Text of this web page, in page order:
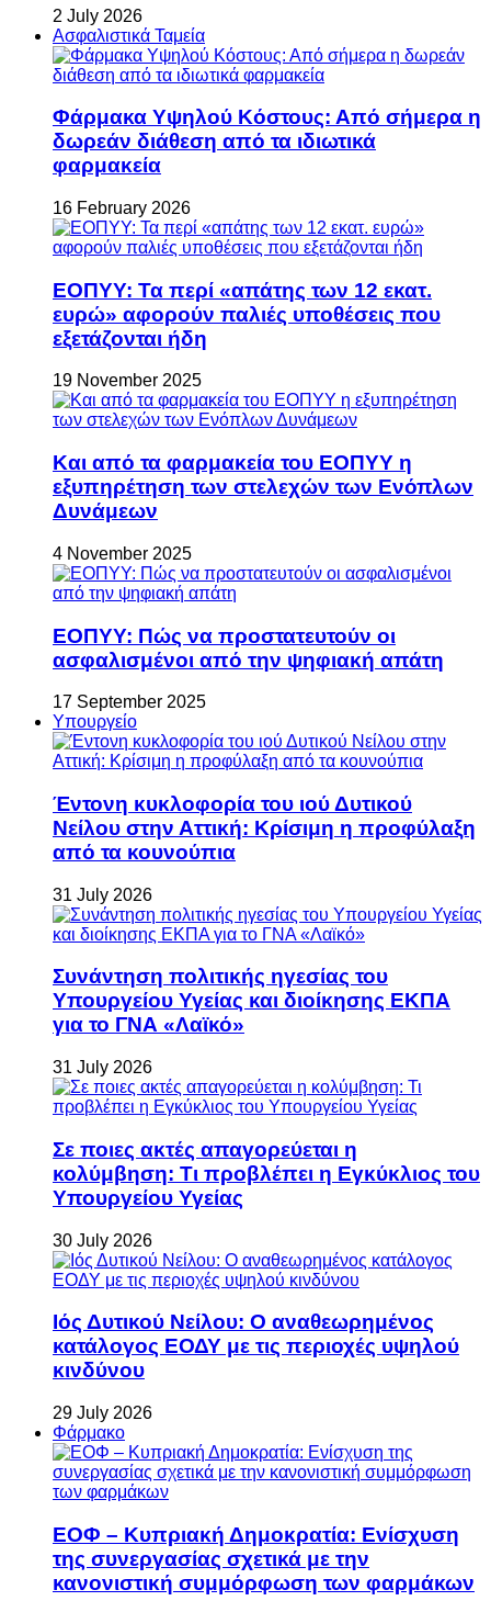
2 July 2026
Ασφαλιστικά Ταμεία
Φάρμακα Υψηλού Κόστους: Από σήμερα η
δωρεάν διάθεση από τα ιδιωτικά
φαρμακεία
16 February 2026
ΕΟΠΥΥ: Τα περί «απάτης των 12 εκατ.
ευρώ» αφορούν παλιές υποθέσεις που
εξετάζονται ήδη
19 November 2025
Και από τα φαρμακεία του ΕΟΠΥΥ η
εξυπηρέτηση των στελεχών των Ενόπλων
Δυνάμεων
4 November 2025
ΕΟΠΥΥ: Πώς να προστατευτούν οι
ασφαλισμένοι από την ψηφιακή απάτη
17 September 2025
Υπουργείο
Έντονη κυκλοφορία του ιού Δυτικού
Νείλου στην Αττική: Κρίσιμη η προφύλαξη
από τα κουνούπια
31 July 2026
Συνάντηση πολιτικής ηγεσίας του
Υπουργείου Υγείας και διοίκησης ΕΚΠΑ
για το ΓΝΑ «Λαϊκό»
31 July 2026
Σε ποιες ακτές απαγορεύεται η
κολύμβηση: Τι προβλέπει η Εγκύκλιος του
Υπουργείου Υγείας
30 July 2026
Ιός Δυτικού Νείλου: Ο αναθεωρημένος
κατάλογος ΕΟΔΥ με τις περιοχές υψηλού
κινδύνου
29 July 2026
Φάρμακο
ΕΟΦ – Κυπριακή Δημοκρατία: Ενίσχυση
της συνεργασίας σχετικά με την
κανονιστική συμμόρφωση των φαρμάκων